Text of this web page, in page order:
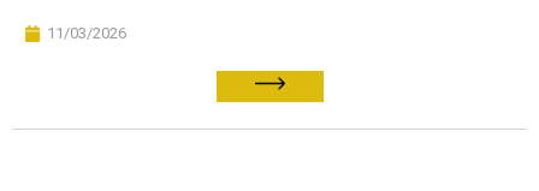
11/03/2026